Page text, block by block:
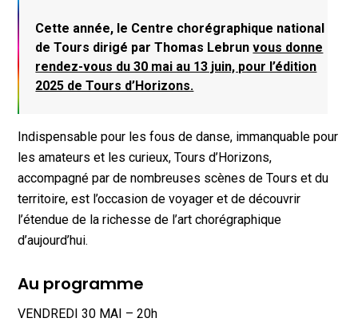
Cette année, le Centre chorégraphique national
de Tours dirigé par Thomas Lebrunvous donne
rendez-vous du 30 mai au 13 juin, pour l’édition
2025 de Tours d’Horizons.
Indispensable pour les fous de danse, immanquable pour
les amateurs et les curieux, Tours d’Horizons,
accompagné par de nombreuses scènes de Tours et du
territoire, est l’occasion de voyager et de découvrir
l’étendue de la richesse de l’art chorégraphique
d’aujourd’hui.
Au programme
VENDREDI 30 MAI – 20h